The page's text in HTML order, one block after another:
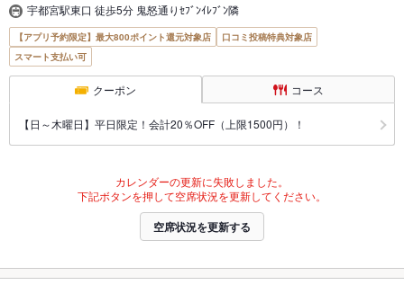
宇都宮駅東口 徒歩5分 鬼怒通りｾﾌﾞﾝｲﾚﾌﾞﾝ隣
【アプリ予約限定】最大800ポイント還元対象店
口コミ投稿特典対象店
スマート支払い可
クーポン コース
【日～木曜日】平日限定！会計20％OFF（上限1500円）！
カレンダーの更新に失敗しました。
下記ボタンを押して空席状況を更新してください。
空席状況を更新する